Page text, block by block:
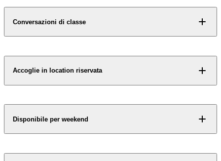
Accesso riservato
Alcuni contenuti non si
svelano a chiunque.
Conversazioni di classe
Accoglie in location riservata
Disponibile per weekend